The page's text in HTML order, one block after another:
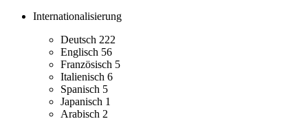
Internationalisierung
Deutsch 222
Englisch 56
Französisch 5
Italienisch 6
Spanisch 5
Japanisch 1
Arabisch 2